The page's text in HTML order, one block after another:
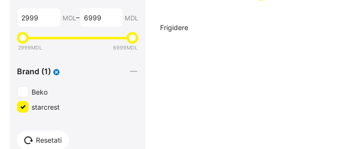
Frigidere
MDL – MDL
2999MDL 6999MDL
Brand (1)
Beko
starcrest
Resetati